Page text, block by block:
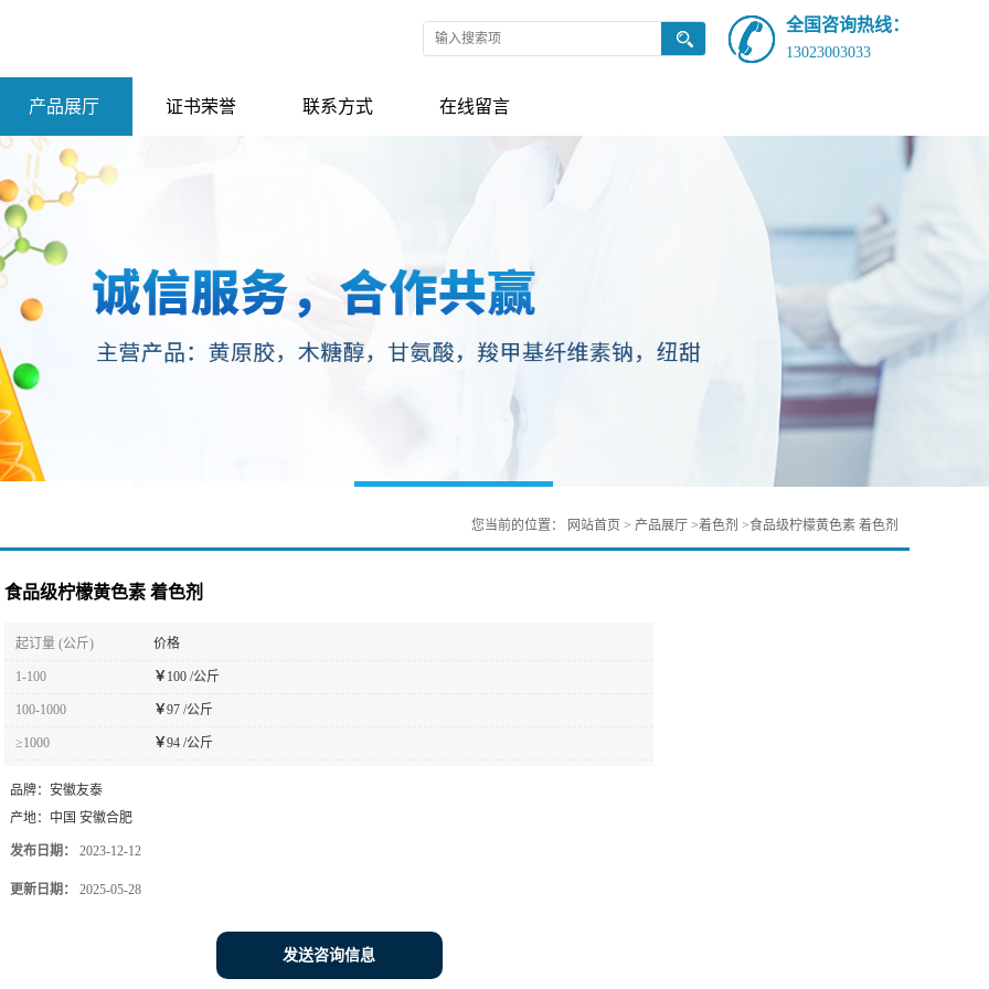
全国咨询热线：
13023003033
产品展厅 证书荣誉 联系方式 在线留言
您当前的位置： 网站首页 > 产品展厅 >着色剂 >食品级柠檬黄色素 着色剂
食品级柠檬黄色素 着色剂
起订量 (公斤) 价格
1-100 ￥100 /公斤
100-1000 ￥97 /公斤
≥1000 ￥94 /公斤
品牌： 安徽友泰
产地： 中国 安徽合肥
发布日期： 2023-12-12
更新日期： 2025-05-28
发送咨询信息